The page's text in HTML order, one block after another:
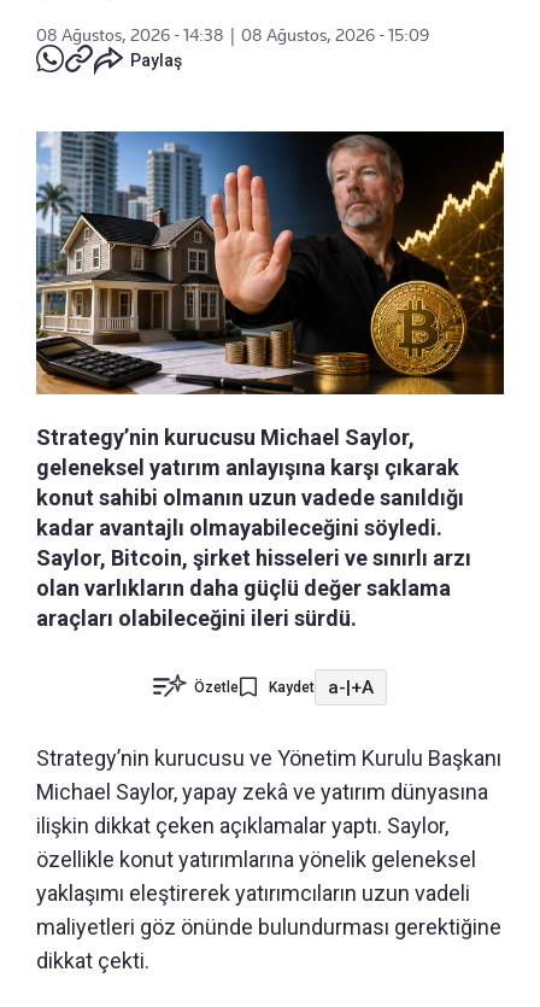
08 Ağustos, 2026 - 14:38
08 Ağustos, 2026 - 15:09
Paylaş
Strategy’nin kurucusu Michael Saylor,
geleneksel yatırım anlayışına karşı çıkarak
konut sahibi olmanın uzun vadede sanıldığı
kadar avantajlı olmayabileceğini söyledi.
Saylor, Bitcoin, şirket hisseleri ve sınırlı arzı
olan varlıkların daha güçlü değer saklama
araçları olabileceğini ileri sürdü.
Özetle Kaydet a-|+A
Strategy’nin kurucusu ve Yönetim Kurulu Başkanı
Michael Saylor, yapay zekâ ve yatırım dünyasına
ilişkin dikkat çeken açıklamalar yaptı. Saylor,
özellikle konut yatırımlarına yönelik geleneksel
yaklaşımı eleştirerek yatırımcıların uzun vadeli
maliyetleri göz önünde bulundurması gerektiğine
dikkat çekti.